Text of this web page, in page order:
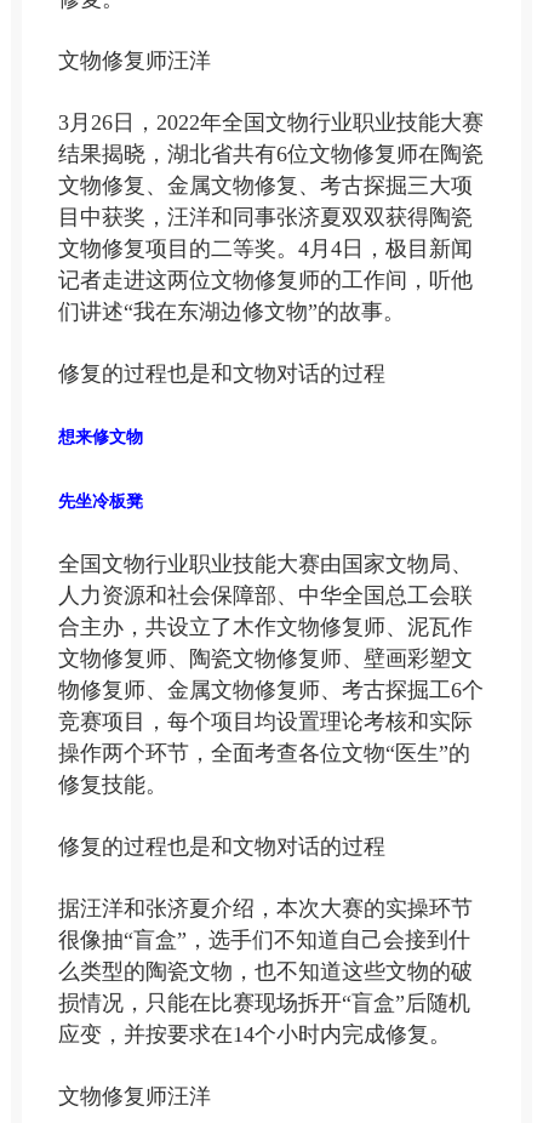
文物修复师汪洋
3月26日，2022年全国文物行业职业技能大赛
结果揭晓，湖北省共有6位文物修复师在陶瓷
文物修复、金属文物修复、考古探掘三大项
目中获奖，汪洋和同事张济夏双双获得陶瓷
文物修复项目的二等奖。4月4日，极目新闻
记者走进这两位文物修复师的工作间，听他
们讲述“我在东湖边修文物”的故事。
修复的过程也是和文物对话的过程
想来修文物
先坐冷板凳
全国文物行业职业技能大赛由国家文物局、
人力资源和社会保障部、中华全国总工会联
合主办，共设立了木作文物修复师、泥瓦作
文物修复师、陶瓷文物修复师、壁画彩塑文
物修复师、金属文物修复师、考古探掘工6个
竞赛项目，每个项目均设置理论考核和实际
操作两个环节，全面考查各位文物“医生”的
修复技能。
修复的过程也是和文物对话的过程
据汪洋和张济夏介绍，本次大赛的实操环节
很像抽“盲盒”，选手们不知道自己会接到什
么类型的陶瓷文物，也不知道这些文物的破
损情况，只能在比赛现场拆开“盲盒”后随机
应变，并按要求在14个小时内完成修复。
文物修复师汪洋